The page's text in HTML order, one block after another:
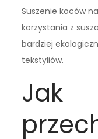
Suszenie koców
korzystania z
bardziej
tekstyliów.
Jak